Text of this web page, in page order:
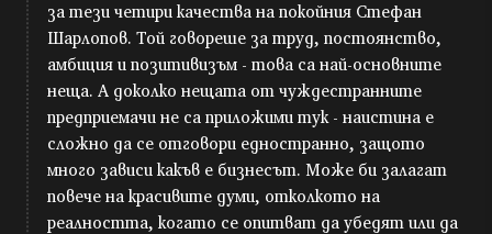
за тези четири качества на покойния Стефан
Шарлопов. Той говореше за труд, постоянство,
амбиция и позитивизъм - това са най-основните
неща. А доколко нещата от чуждестранните
предприемачи не са приложими тук - наистина е
сложно да се отговори едностранно, защото
много зависи какъв е бизнесът. Може би залагат
повече на красивите думи, отколкото на
реалността, когато се опитват да убедят или да